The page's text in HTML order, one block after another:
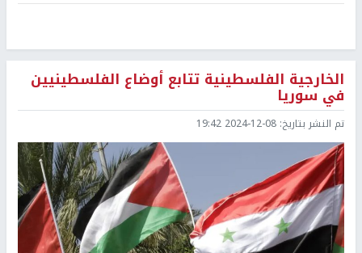
الخارجية الفلسطينية تتابع أوضاع الفلسطينيين
في سوريا
تم النشر بتاريخ: 2024-12-08 19:42